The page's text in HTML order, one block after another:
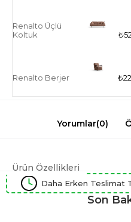
Renalto Üçlü
Koltuk
Renalto Berjer
Yorumlar(0)
Ürün Özellikleri
Daha Erken Teslimat
Son